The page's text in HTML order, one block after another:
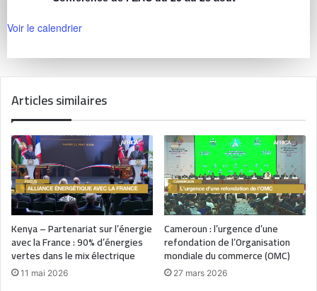
Voir le calendrier
Articles similaires
Kenya – Partenariat sur l’énergie
avec la France : 90% d’énergies
vertes dans le mix électrique
11 mai 2026
Cameroun : l’urgence d’une
refondation de l’Organisation
mondiale du commerce (OMC)
27 mars 2026